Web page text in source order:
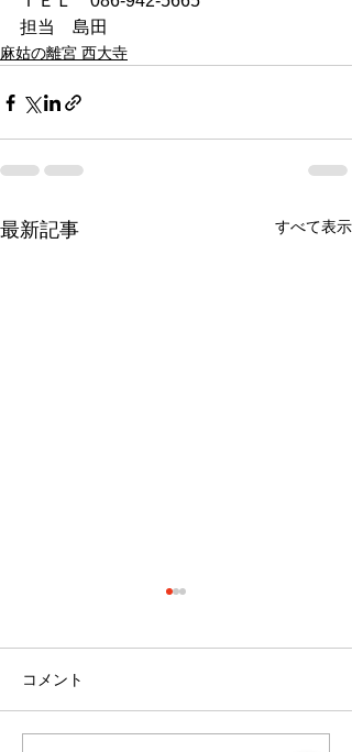
担当　島田
麻姑の離宮 西大寺
最新記事 すべて表示
コメント